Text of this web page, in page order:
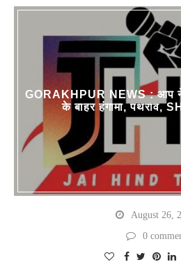
GORAKHPUR NEWS : आप
के बाहर हंगामा, पथराव,
August 26,
0